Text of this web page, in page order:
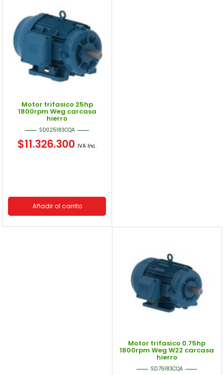
Motor trifasico 25hp
1800rpm Weg carcasa
hierro
SD025183CQA
$11.326.300 IVA Inc.
Añadir al carrito
Motor trifasico 0.75hp
1800rpm Weg W22 carcasa
hierro
SD.75183CQA